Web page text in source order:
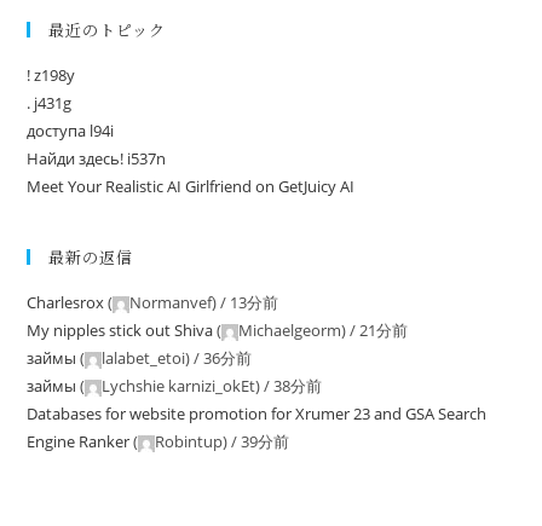
最近のトピック
! z198y
. j431g
доступа l94i
Найди здесь! i537n
Meet Your Realistic AI Girlfriend on GetJuicy AI
最新の返信
Charlesrox( Normanvef) / 13分前
My nipples stick out Shiva( Michaelgeorm) /21分前
займы ( lalabet_etoi) /36分前
займы ( Lychshie karnizi_okEt) /38分前
Databases for website promotion for Xrumer 23 and GSA Search
Engine Ranker( Robintup) /39分前